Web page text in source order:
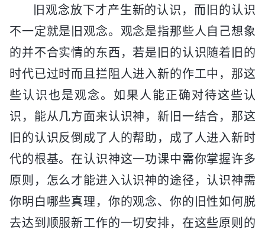
旧观念放下才产生新的认识，而旧的认识
不一定就是旧观念。观念是指那些人自己想象
的并不合实情的东西，若是旧的认识随着旧的
时代已过时而且拦阻人进入新的作工中，那这
些认识也是观念。如果人能正确对待这些认
识，能从几方面来认识神，新旧一结合，那这
旧的认识反倒成了人的帮助，成了人进入新时
代的根基。在认识神这一功课中需你掌握许多
原则，怎么才能进入认识神的途径，认识神需
你明白哪些真理，你的观念、你的旧性如何脱
去达到顺服新工作的一切安排，在这些原则的